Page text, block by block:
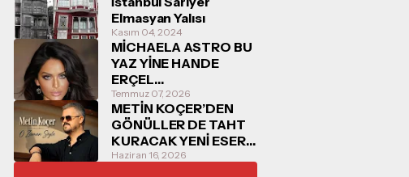
Elmasyan Yalısı
Kasım 04, 2024
MİCHAELA ASTRO BU
YAZ YİNE HANDE
ERÇEL
KONUŞULACAK
Temmuz 07, 2026
METİN KOÇER’DEN
GÖNÜLLER DE TAHT
KURACAK YENİ ESER:
“O ZAMAN SÖYLE”
Haziran 16, 2026